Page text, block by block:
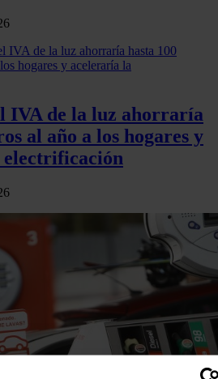
IVA de la luz ahorraría
al año a los hogares y